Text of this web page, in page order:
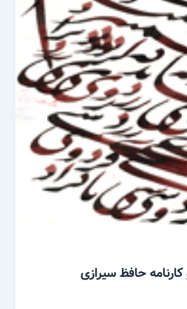
حافظ سیرازی